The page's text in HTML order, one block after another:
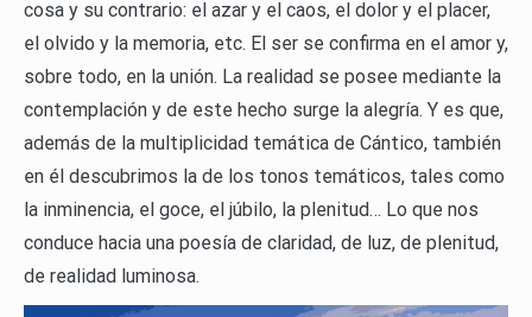
cosa y su contrario: el azar y el caos, el dolor y el placer,
el olvido y la memoria, etc. El ser se confirma en el amor y,
sobre todo, en la unión. La realidad se posee mediante la
contemplación y de este hecho surge la alegría. Y es que,
además de la multiplicidad temática de Cántico, también
en él descubrimos la de los tonos temáticos, tales como
la inminencia, el goce, el júbilo, la plenitud… Lo que nos
conduce hacia una poesía de claridad, de luz, de plenitud,
de realidad luminosa.